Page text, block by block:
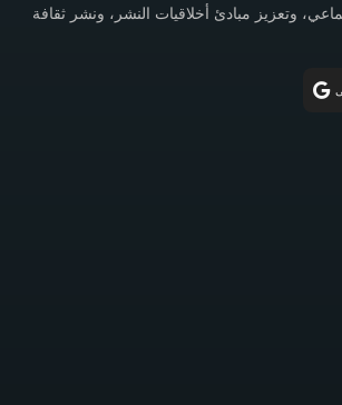
وتعزيز مبادئ أخلاقيات النشر، ونشر ثقافة